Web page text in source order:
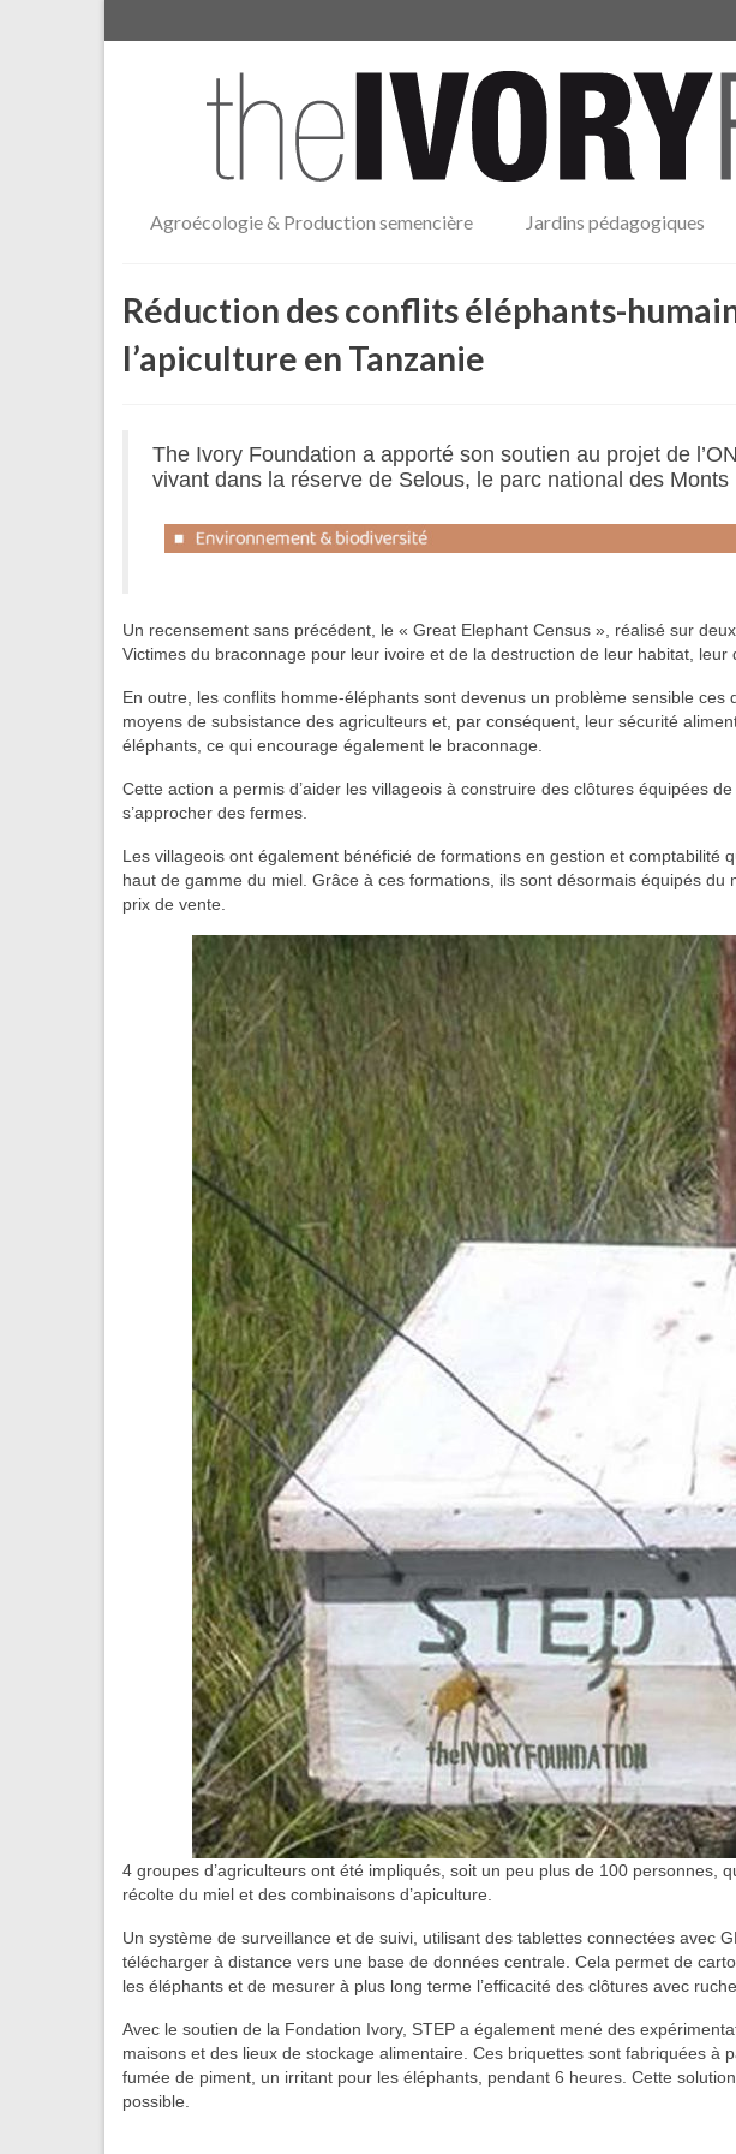
Agroécologie & Production semencière Jardins pédagogiques
Réduction des conflits éléphants-
l’apiculture en Tanzanie
The Ivory Foundation a apporté son soutien au projet de
vivant dans la réserve de Selous, le parc national des
Un recensement sans précédent, le « Great Elephant Census », réalisé sur
Victimes du braconnage pour leur ivoire et de la destruction de leur habitat, leur
En outre, les conflits homme-éléphants sont devenus un problème sensible
moyens de subsistance des agriculteurs et, par conséquent, leur sécurité
éléphants, ce qui encourage également le braconnage.
Cette action a permis d’aider les villageois à construire des clôtures équipées
s’approcher des fermes.
Les villageois ont également bénéficié de formations en gestion et
haut de gamme du miel. Grâce à ces formations, ils sont désormais équipés
prix de vente.
4 groupes d’agriculteurs ont été impliqués, soit un peu plus de 100
récolte du miel et des combinaisons d’apiculture.
Un système de surveillance et de suivi, utilisant des tablettes connectées avec
télécharger à distance vers une base de données centrale. Cela permet de
les éléphants et de mesurer à plus long terme l’efficacité des clôtures avec
Avec le soutien de la Fondation Ivory, STEP a également mené des
maisons et des lieux de stockage alimentaire. Ces briquettes sont fabriquées à
fumée de piment, un irritant pour les éléphants, pendant 6 heures. Cette
possible.